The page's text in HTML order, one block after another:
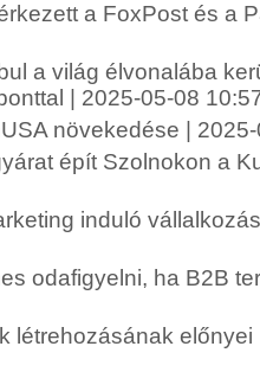
a FoxPost és a
a világ élvonalába
| 2025-05-08
növekedése |
épít Szolnokon a
induló
odafigyelni, ha B2B
létrehozásának